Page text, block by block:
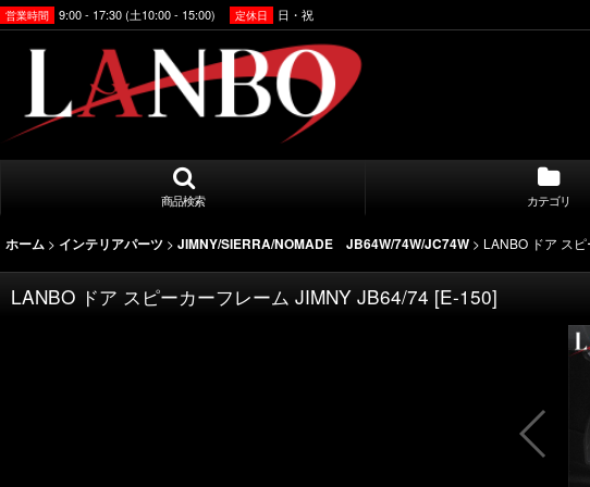
営業時間 9:00 - 17:30 (土10:00 - 15:00) 定休日 日・祝
商品検索 カテゴリ
ホーム > インテリアパーツ > JIMNY/SIERRA/NOMADE JB64W/74W/JC74W > LANBO ドア ス
LANBO ドア スピーカーフレーム JIMNY JB64/74 [E-150]